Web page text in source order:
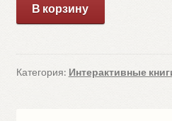
товара
мир
В корзину
Категория: Интерактивные